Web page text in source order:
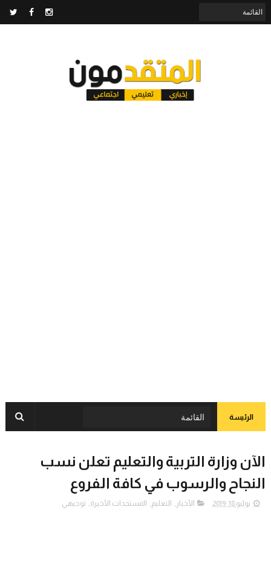
الرئيسة
الآن وزارة التربية والتعليم تعلن نسب
النجاح والرسوب في كافة الفروع
يوليو 18, 2019 الأخبار , التعليم, المستجدات الأخيرة, توجيهي